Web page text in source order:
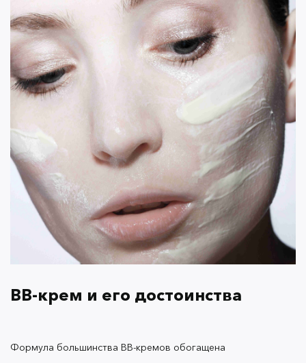
Надеемся, после прочтения вам будет легко
определиться, что выбрать:тональный кремили
BB-крем. Если вы больше склоняетесь ко второму
варианту, загляните в каталог
OK Beauty
BB-крем и его достоинства
Формула большинства BB-кремов обогащена